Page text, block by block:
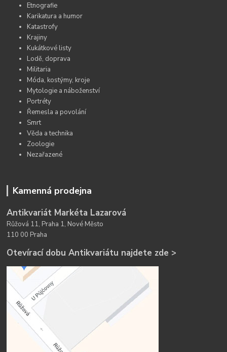
Etnografie
Karikatura a humor
Katastrofy
Krajiny
Kukátkové listy
Lodě, doprava
Militaria
Móda, kostýmy, kroje
Mytologie a náboženství
Portréty
Řemesla a povolání
Smrt
Věda a technika
Zoologie
Nezařazené
Kamenná prodejna
Antikvariát Markéta Lazarová
Růžová 11, Praha 1, Nové Město
110 00 Praha
Otevírací dobu Antikvariátu najdete zde >